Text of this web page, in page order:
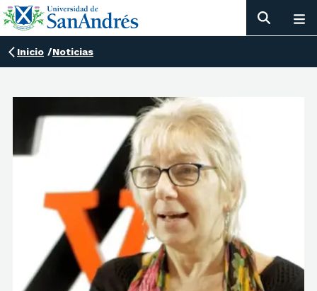
Inicio /Noticias